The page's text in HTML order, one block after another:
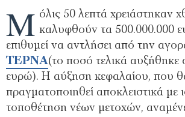
Μ όλις 50 λεπτά χρειάστηκαν
καλυφθούν τα 500.000.000
επιθυμεί να αντλήσει από την
ΤΕΡΝΑ(το ποσό τελικά αυξήθηκε
ευρώ). Η αύξηση κεφαλαίου, που
πραγματοποιηθεί αποκλειστικά με
τοποθέτηση νέων μετοχών,